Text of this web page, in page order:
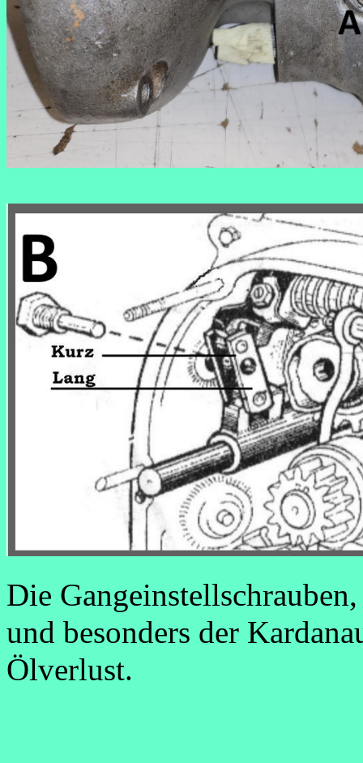
Die
und besonders der
Ölverlust.